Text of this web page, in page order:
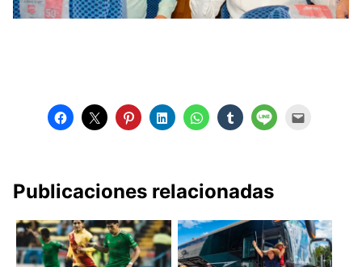
Publicaciones relacionadas